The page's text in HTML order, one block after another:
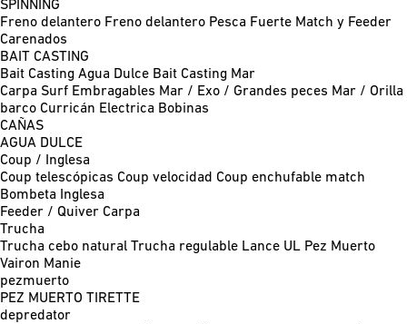
SPINNING
Freno delantero Freno delantero Pesca Fuerte Match y Feeder
Carenados
BAIT CASTING
Bait Casting Agua Dulce Bait Casting Mar
Carpa Surf Embragables Mar / Exo / Grandes peces Mar / Orilla
barco Curricán Electrica Bobinas
CAÑAS
AGUA DULCE
Coup / Inglesa
Coup telescópicas Coup velocidad Coup enchufable match
Bombeta
Inglesa
Feeder / Quiver Carpa
Trucha
Trucha cebo natural Trucha regulable Lance UL Pez Muerto
Vairon Manie
pezmuerto
PEZ MUERTO TIRETTE
depredator